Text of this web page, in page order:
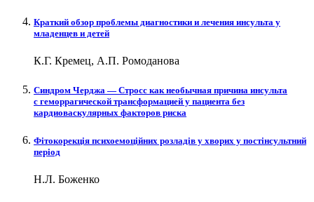
Краткий обзор проблемы диагностики и лечения инсульта у
младенцев и детей
К.Г. Кремец, А.П. Ромоданова
Синдром Черджа — Стросс как необычная причина инсульта
с геморрагической трансформацией у пациента без
кардиоваскулярных факторов риска
Фітокорекція психоемоційних розладів у хворих у постінсультний
період
Н.Л. Боженко